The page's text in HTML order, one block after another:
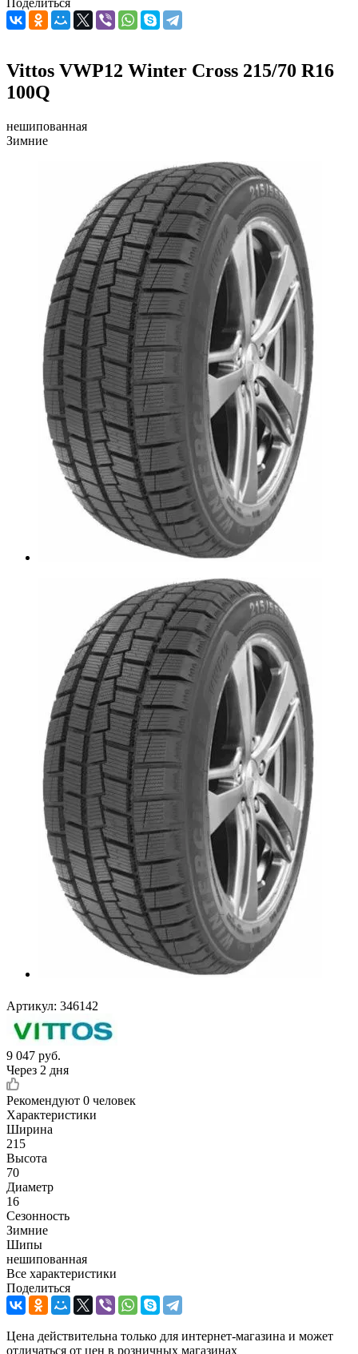
Поделиться
Vittos VWP12 Winter Cross 215/70 R16
100Q
нешипованная
Зимние
Артикул: 346142
9 047 руб.
Через 2 дня
Рекомендуют 0 человек
Характеристики
Ширина
215
Высота
70
Диаметр
16
Сезонность
Зимние
Шипы
нешипованная
Все характеристики
Поделиться
Цена действительна только для интернет-магазина и может
отличаться от цен в розничных магазинах